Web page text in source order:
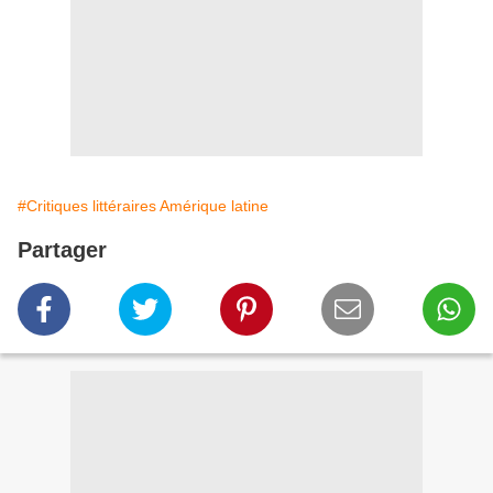
#Critiques littéraires Amérique latine
Partager